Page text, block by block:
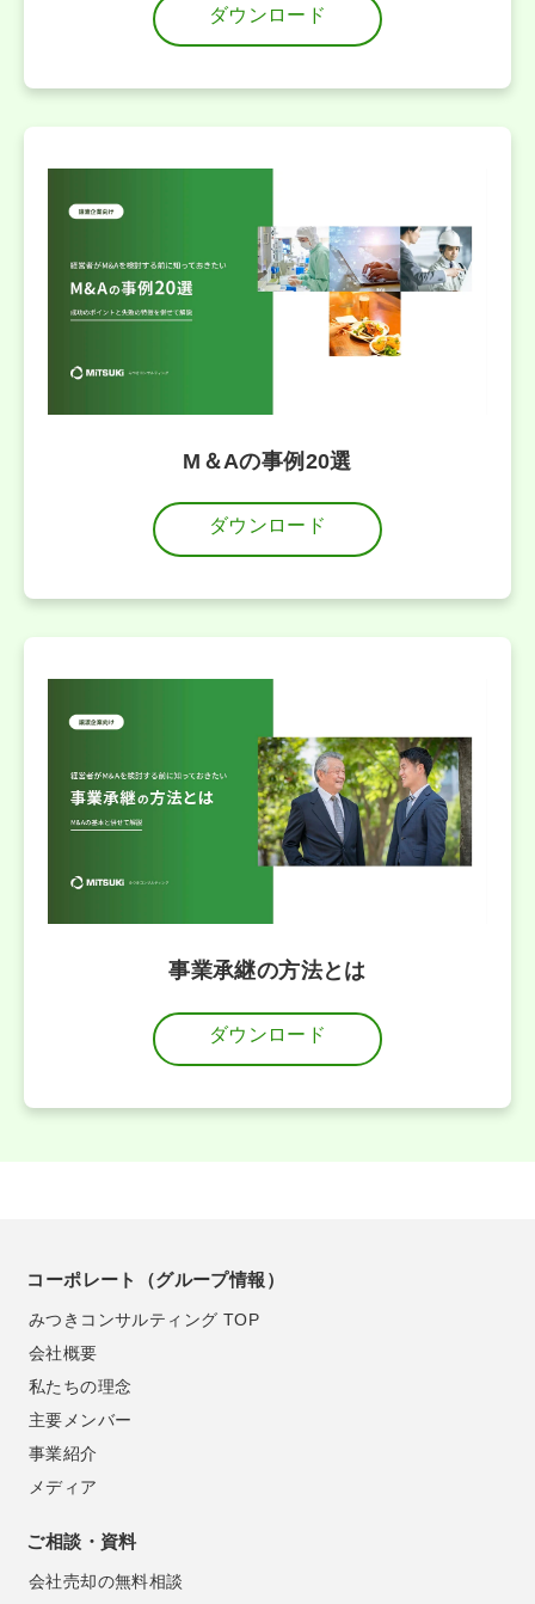
ダウンロード
M＆Aの事例20選
ダウンロード
事業承継の方法とは
ダウンロード
コーポレート（グループ情報）
みつきコンサルティング TOP
会社概要
私たちの理念
主要メンバー
事業紹介
メディア
ご相談・資料
会社売却の無料相談